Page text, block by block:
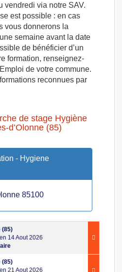
vendredi via notre SAV.
est possible : en cas
vous donnerons la
semaine avant la date
de bénéficier d’un
formation, renseignez-
de votre commune.
reconnues par
de stage Hygiène
d’Olonne (85)
- Hygiene
85100
(85)
14 Aout 2026
(85)
21 Aout 2026